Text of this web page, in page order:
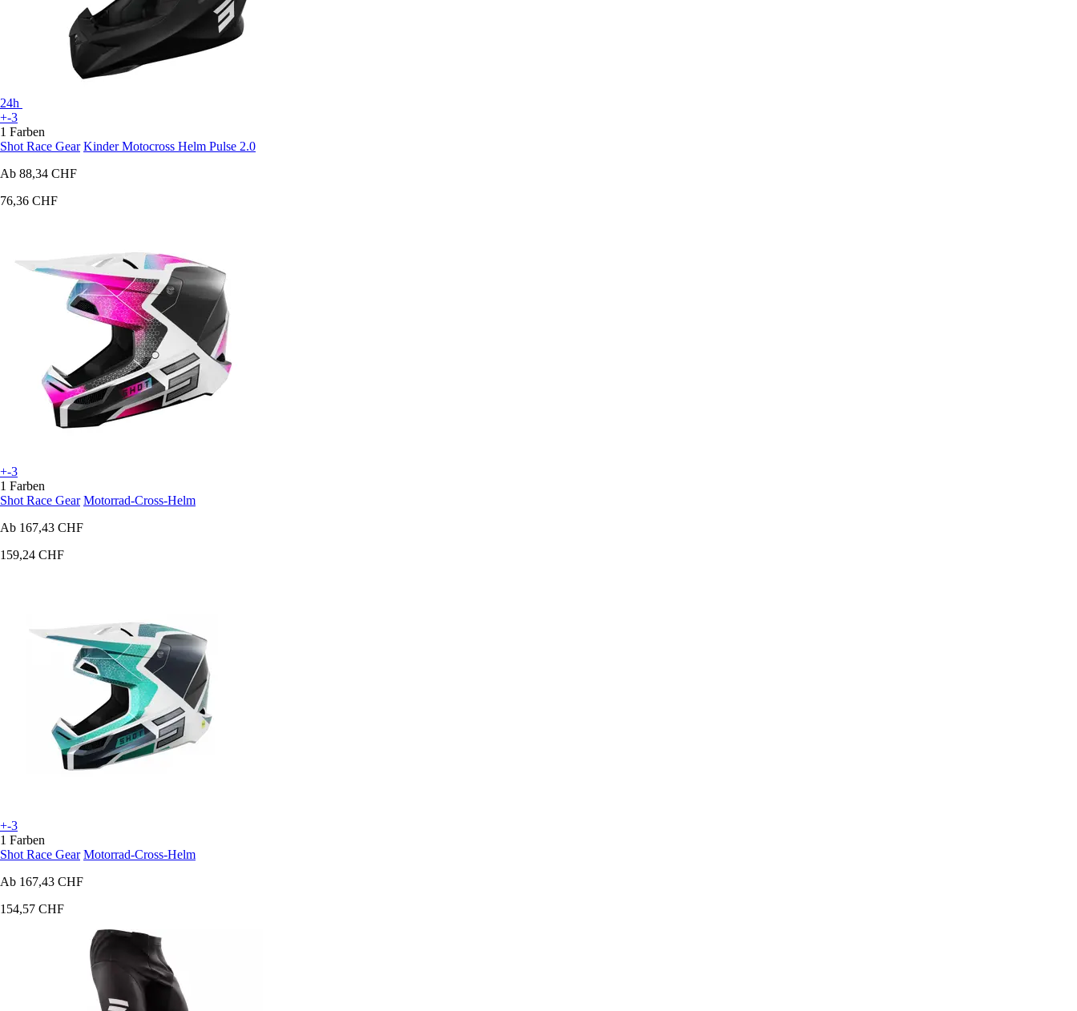
24h
+-3
1 Farben
Shot Race Gear Kinder Motocross Helm Pulse 2.0
Ab 88,34 CHF
76,36 CHF
+-3
1 Farben
Shot Race Gear Motorrad-Cross-Helm
Ab 167,43 CHF
159,24 CHF
+-3
1 Farben
Shot Race Gear Motorrad-Cross-Helm
Ab 167,43 CHF
154,57 CHF